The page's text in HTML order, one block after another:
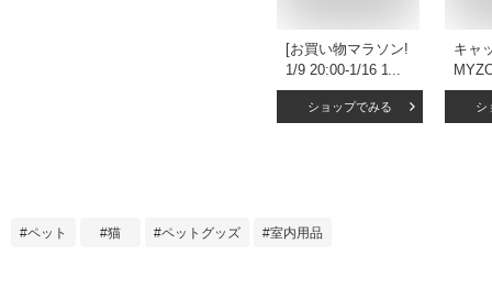
[お買い物マラソン!
1/9 20:00-1/16 1:59]
キャットウォーク
キャットタワー 棚
面収納 収納棚 リビ
ショップでみる
キャ
Lack
テッ
シ
ペット 猫 ペットグッズ 室内用品